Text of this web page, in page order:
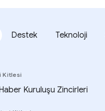
Destek Teknoloji
Kitlesi
Kuruluşu Zincirleri